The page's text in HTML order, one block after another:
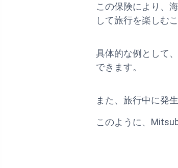
この保険により、
して旅行を楽しむ
具体的な例として
できます。
また、旅行中に発
このように、